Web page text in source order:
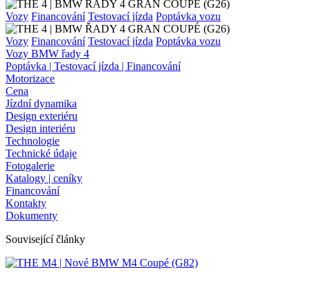
Vozy Financování Testovací jízda Poptávka vozu
Vozy Financování Testovací jízda Poptávka vozu
Vozy BMW řady 4
Poptávka | Testovací jízda | Financování
Motorizace
Cena
Jízdní dynamika
Design exteriéru
Design interiéru
Technologie
Technické údaje
Fotogalerie
Katalogy | ceníky
Financování
Kontakty
Dokumenty
Související články